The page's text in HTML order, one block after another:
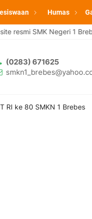
Humas
1 Brebes
(0283) 671625
RI ke 80 SMKN 1 Brebes